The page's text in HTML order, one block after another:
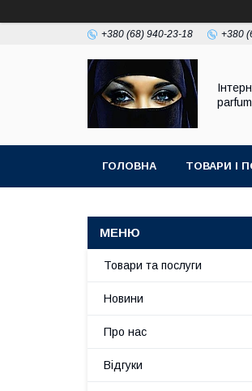
+380 (68) 940-23-18 +380
ГОЛОВНА ТОВАРИ І
Товари та послуги
Новини
Про нас
Відгуки